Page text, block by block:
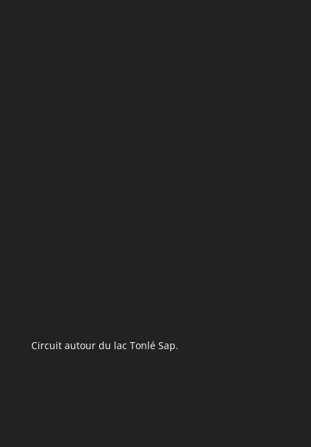
Circuit autour du lac Tonlé Sap.